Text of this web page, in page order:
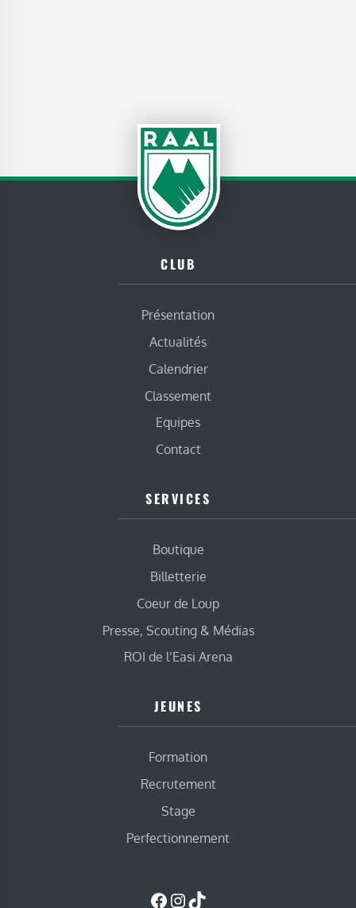
CLUB
Présentation
Actualités
Calendrier
Classement
Equipes
Contact
SERVICES
Boutique
Billetterie
Coeur de Loup
Presse, Scouting & Médias
ROI de l’Easi Arena
JEUNES
Formation
Recrutement
Stage
Perfectionnement
Facebook
Instagram
TikTok